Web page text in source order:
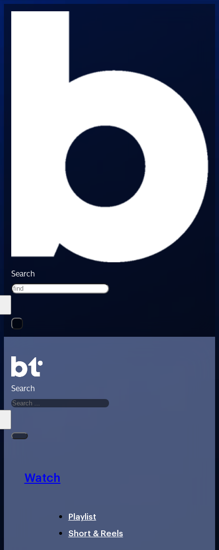
Search
Search
Watch
Playlist
Short & Reels